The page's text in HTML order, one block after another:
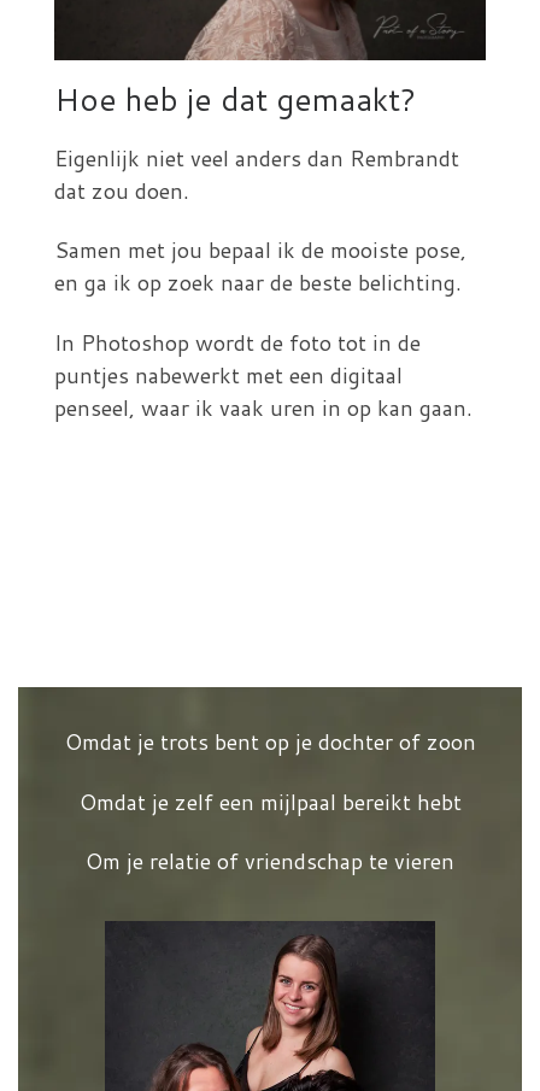
Hoe heb je dat gemaakt?​
Eigenlijk niet veel anders dan Rembrandt
dat zou doen.
Samen met jou bepaal ik de mooiste pose,
en ga ik op zoek naar de beste belichting.
In Photoshop wordt de foto tot in de
puntjes nabewerkt met een digitaal
penseel, waar ik vaak uren in op kan gaan.
Omdat je trots bent op je dochter of zoon
Omdat je zelf een mijlpaal bereikt hebt
Om je relatie of vriendschap te vieren